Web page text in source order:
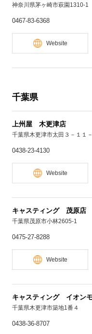
神奈川県茅ヶ崎市萩園1310-1
0467-83-6368
Website
千葉県
上州屋 木更津店
千葉県木更津市太田３－１１
0438-23-4130
Website
キャスティング 茂原店
千葉県茂原市小林2605-1
0475-27-8288
Website
キャスティング イオン
千葉県木更津市築地1番４
0438-36-8707